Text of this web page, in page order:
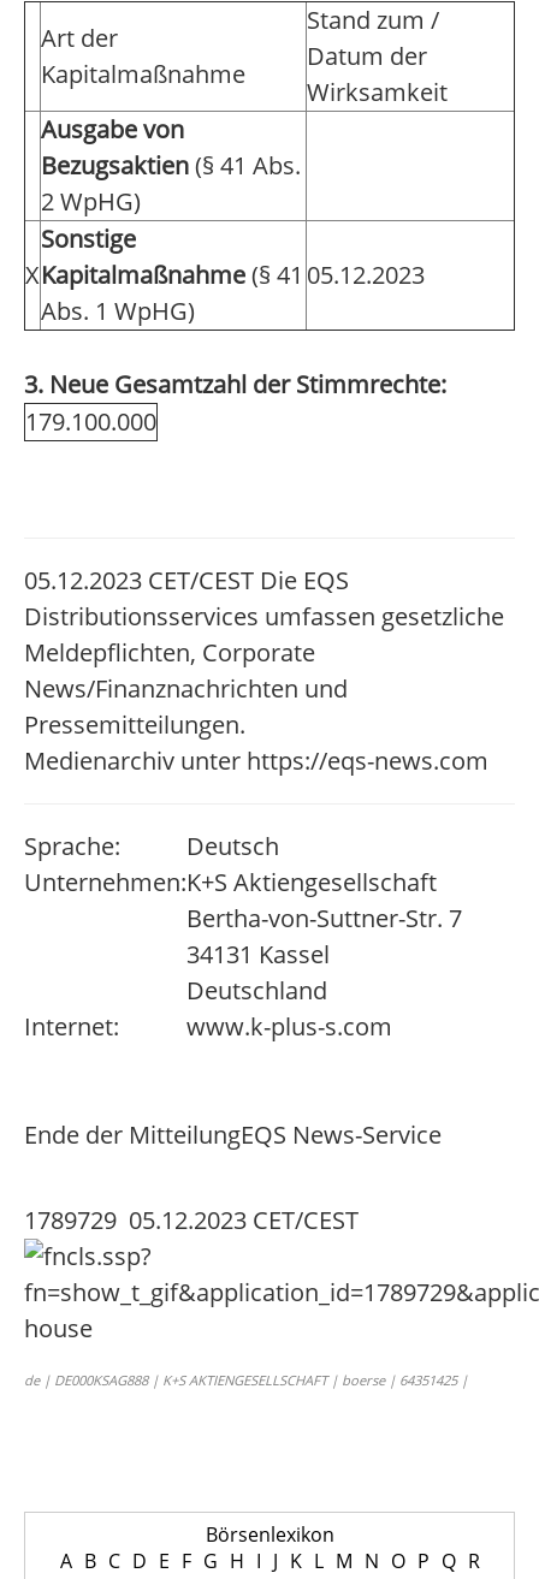
Art der
Kapitalmaßnahme
Stand zum /
Datum der
Wirksamkeit
Ausgabe von
Bezugsaktien(§ 41 Abs.
2 WpHG)
X
Sonstige
Kapitalmaßnahme(§ 41
Abs. 1 WpHG)
05.12.2023
3. Neue Gesamtzahl der Stimmrechte:
179.100.000
05.12.2023 CET/CEST Die EQS
Distributionsservices umfassen gesetzliche
Meldepflichten, Corporate
News/Finanznachrichten und
Pressemitteilungen.
Medienarchiv unter https://eqs-news.com
Sprache:
Deutsch
Unternehmen:K+S Aktiengesellschaft
Bertha-von-Suttner-Str. 7
34131 Kassel
Deutschland
Internet:
www.k-plus-s.com
Ende der MitteilungEQS News-Service
1789729 05.12.2023 CET/CEST
de | DE000KSAG888 | K+S AKTIENGESELLSCHAFT | boerse | 64351425 |
Börsenlexikon
A B C D E F G H I J K L M N O P Q R